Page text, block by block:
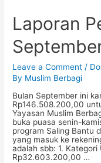
2021
Laporan
Leave a Comment /
By Muslim Berbagi
Bulan September ini
Rp146.508.200,00
Yayasan Muslim
buka puasa senin-
program Saling Bantu
yang masuk ke
adalah sbb: 1.
Rp32.603.200,00 …